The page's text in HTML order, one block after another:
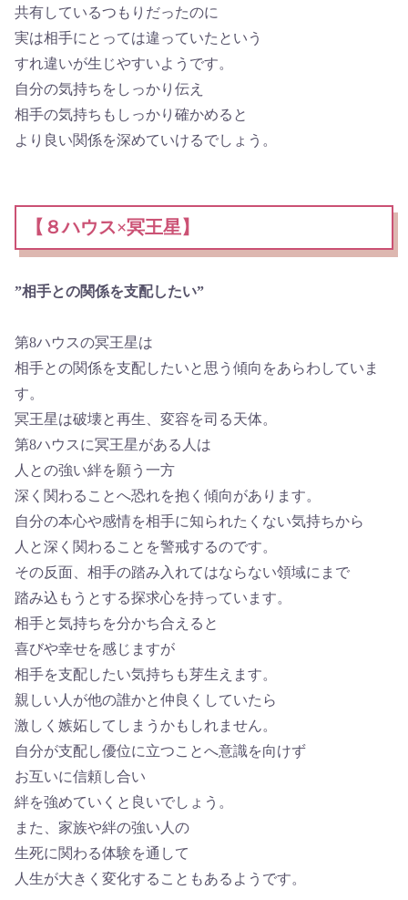
共有しているつもりだったのに
実は相手にとっては違っていたという
すれ違いが生じやすいようです。
自分の気持ちをしっかり伝え
相手の気持ちもしっかり確かめると
より良い関係を深めていけるでしょう。
【８ハウス×冥王星】
”相手との関係を支配したい”
第8ハウスの冥王星は
相手との関係を支配したいと思う傾向をあらわしていま
す。
冥王星は破壊と再生、変容を司る天体。
第8ハウスに冥王星がある人は
人との強い絆を願う一方
深く関わることへ恐れを抱く傾向があります。
自分の本心や感情を相手に知られたくない気持ちから
人と深く関わることを警戒するのです。
その反面、相手の踏み入れてはならない領域にまで
踏み込もうとする探求心を持っています。
相手と気持ちを分かち合えると
喜びや幸せを感じますが
相手を支配したい気持ちも芽生えます。
親しい人が他の誰かと仲良くしていたら
激しく嫉妬してしまうかもしれません。
自分が支配し優位に立つことへ意識を向けず
お互いに信頼し合い
絆を強めていくと良いでしょう。
また、家族や絆の強い人の
生死に関わる体験を通して
人生が大きく変化することもあるようです。